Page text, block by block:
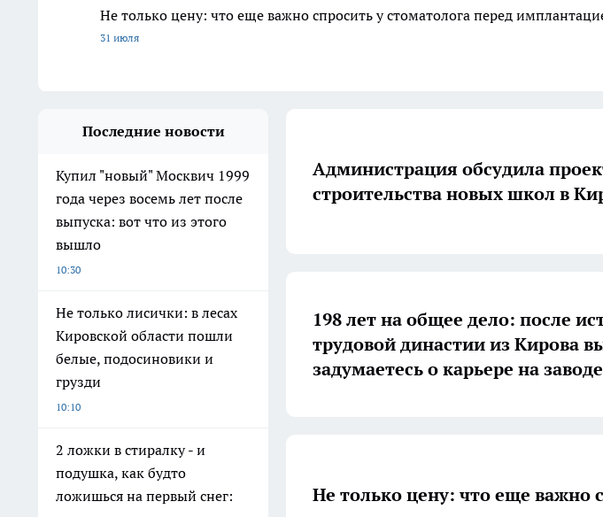
Не только цену: что еще важно спросить у стоматолога перед
31 июля
Последние новости
Купил "новый" Москвич 1999
года через восемь лет после
выпуска: вот что из этого
вышло
10:30
Не только лисички: в лесах
Кировской области пошли
белые, подосиновики и
грузди
10:10
2 ложки в стиралку - и
подушка, как будто
ложишься на первый снег:
Администрация обсудила
строительства новых школ в
198 лет на общее дело: после
трудовой династии из Кирова
задумаетесь о карьере на заводе
Не только цену: что еще важно